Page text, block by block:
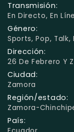
Transmisión:
En Directo, En
Género:
Sports, Pop,
Dirección:
26 De Febrero Y
Ciudad:
Zamora
Región/estado:
Zamora-
País: